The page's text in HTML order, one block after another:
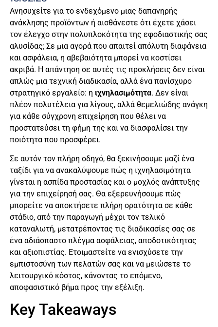
Ανησυχείτε για το ενδεχόμενο μιας δαπανηρής
ανάκλησης προϊόντων ή αισθάνεστε ότι έχετε χάσει
τον έλεγχο στην πολυπλοκότητα της εφοδιαστικής σας
αλυσίδας; Σε μια αγορά που απαιτεί απόλυτη διαφάνεια
και ασφάλεια, η αβεβαιότητα μπορεί να κοστίσει
ακριβά. Η απάντηση σε αυτές τις προκλήσεις δεν είναι
απλώς μια τεχνική διαδικασία, αλλά ένα πανίσχυρο
στρατηγικό εργαλείο: η ιχνηλασιμότητα. Δεν είναι
πλέον πολυτέλεια για λίγους, αλλά θεμελιώδης ανάγκη
για κάθε σύγχρονη επιχείρηση που θέλει να
προστατεύσει τη φήμη της και να διασφαλίσει την
ποιότητα που προσφέρει.
Σε αυτόν τον πλήρη οδηγό, θα ξεκινήσουμε μαζί ένα
ταξίδι για να ανακαλύψουμε πώς η ιχνηλασιμότητα
γίνεται η ασπίδα προστασίας και ο μοχλός ανάπτυξης
για την επιχείρησή σας. Θα εξερευνήσουμε πώς
μπορείτε να αποκτήσετε πλήρη ορατότητα σε κάθε
στάδιο, από την παραγωγή μέχρι τον τελικό
καταναλωτή, μετατρέποντας τις διαδικασίες σας σε
ένα αδιάσπαστο πλέγμα ασφάλειας, αποδοτικότητας
και αξιοπιστίας. Ετοιμαστείτε να ενισχύσετε την
εμπιστοσύνη των πελατών σας και να μειώσετε το
λειτουργικό κόστος, κάνοντας το επόμενο,
αποφασιστικό βήμα προς την εξέλιξη.
Key Takeaways